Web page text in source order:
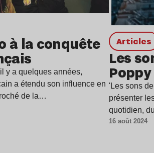
à la conquête
y a quelques années,
a étendu son influence en
de la…
Articles
Les
'Les sons
présenter
quotidien,
16 août 2024